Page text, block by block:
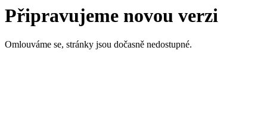
Připravujeme novou verzi
Omlouváme se, stránky jsou dočasně nedostupné.